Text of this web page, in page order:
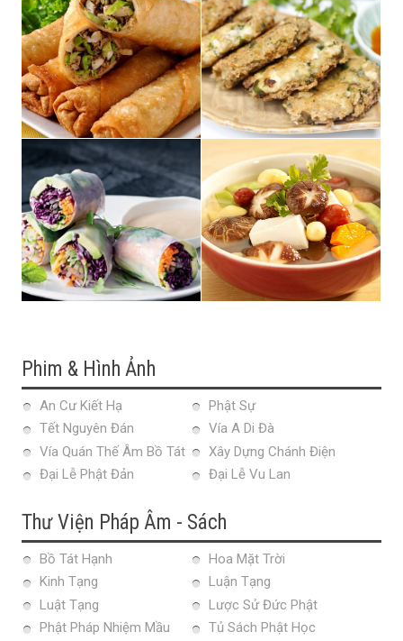
Phim & Hình Ảnh
An Cư Kiết Hạ
Phật Sự
Tết Nguyên Đán
Vía A Di Đà
Vía Quán Thế Âm Bồ Tát
Xây Dựng Chánh Điện
Đại Lễ Phật Đản
Đại Lễ Vu Lan
Thư Viện Pháp Âm - Sách
Bồ Tát Hạnh
Hoa Mặt Trời
Kinh Tạng
Luận Tạng
Luật Tạng
Lược Sử Đức Phật
Phật Pháp Nhiệm Mầu
Tủ Sách Phật Học